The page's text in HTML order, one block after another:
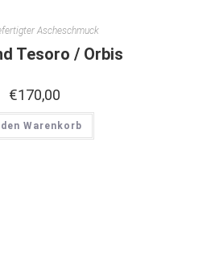
Ascheschmuck
Tesoro / Orbis
€170,00
den Warenkorb